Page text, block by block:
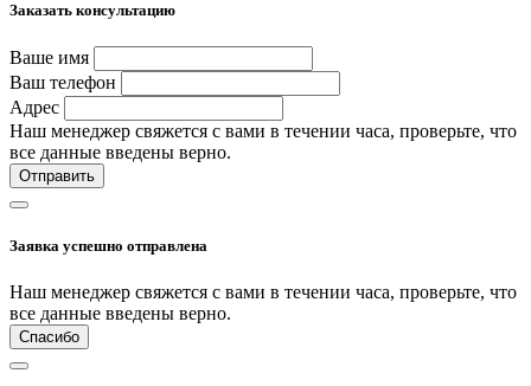
Заказать консультацию
Ваше имя
Ваш телефон
Адрес
Наш менеджер свяжется с вами в течении часа, проверьте, что
все данные введены верно.
Отправить
Заявка успешно отправлена
Наш менеджер свяжется с вами в течении часа, проверьте, что
все данные введены верно.
Спасибо